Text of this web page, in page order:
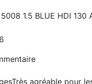
5008 1.5 BLUE HDI 130
Très agréable pour